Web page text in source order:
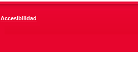
Accesibilidad